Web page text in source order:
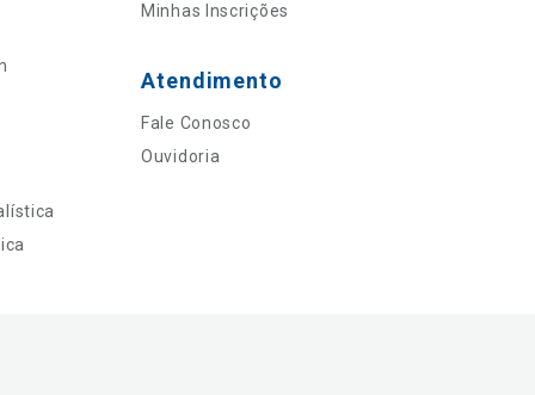
Minhas Inscrições
Atendimento
Fale Conosco
Ouvidoria